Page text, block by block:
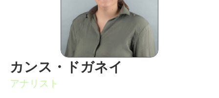
カンス・ドガネイ
アナリスト